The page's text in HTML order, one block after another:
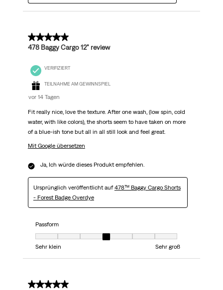
5 von 5 Sternen.
478 Baggy Cargo 12” review
VERIFIZIERT
TEILNAHME AM GEWINNSPIEL
vor 14 Tagen
Fit really nice, love the texture. After one wash, (low spin, cold
water, with like colors), the shorts seem to have taken on more
of a blue-ish tone but all in all still look and feel great.
Mit Google übersetzen
Ja, Ich würde dieses Produkt empfehlen.
Ursprünglich veröffentlicht auf478™ Baggy Cargo Shorts
- Forest Badge Overdye
Passform
Passform, 4 von 7, wobei 1 gleich Sehr klein ist und 7 gleich Sehr groß
Sehr klein
Sehr groß
5 von 5 Sternen.